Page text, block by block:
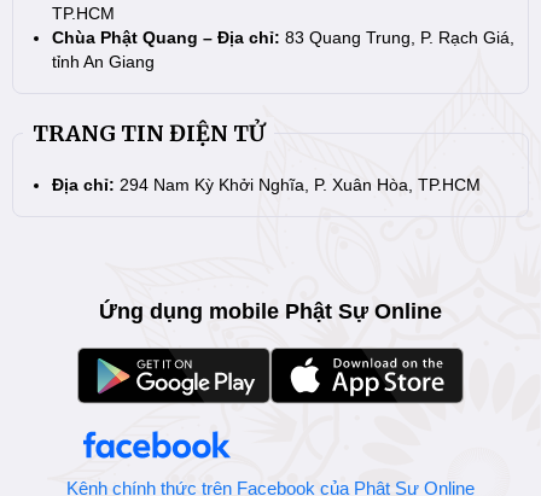
TP.HCM
Chùa Phật Quang – Địa chỉ: 83 Quang Trung, P. Rạch Giá,
tỉnh An Giang
TRANG TIN ĐIỆN TỬ
Địa chỉ: 294 Nam Kỳ Khởi Nghĩa, P. Xuân Hòa, TP.HCM
Ứng dụng mobile Phật Sự Online
Kênh chính thức trên Facebook của Phật Sự Online